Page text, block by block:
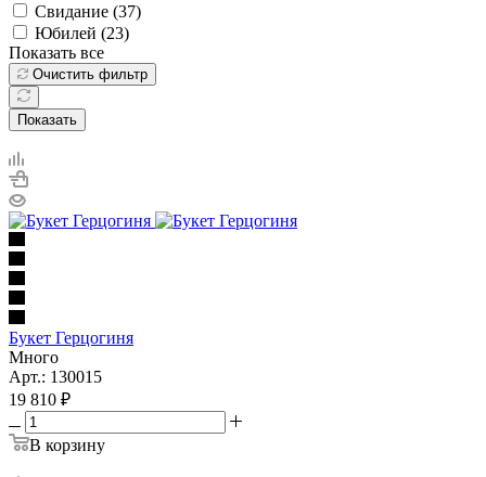
Свидание (37)
Юбилей (23)
Показать все
Очистить фильтр
Показать
Букет Герцогиня
Много
Арт.: 130015
19 810 ₽
В корзину